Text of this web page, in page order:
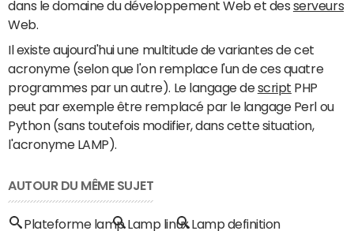
dans le domaine du développement Web et des serveurs
Web.
Il existe aujourd'hui une multitude de variantes de cet
acronyme (selon que l'on remplace l'un de ces quatre
programmes par un autre). Le langage descript PHP
peut par exemple être remplacé par le langage Perl ou
Python (sans toutefois modifier, dans cette situation,
l'acronyme LAMP).
AUTOUR DU MÊME SUJET
Plateforme lamp Lamp linux Lamp definition